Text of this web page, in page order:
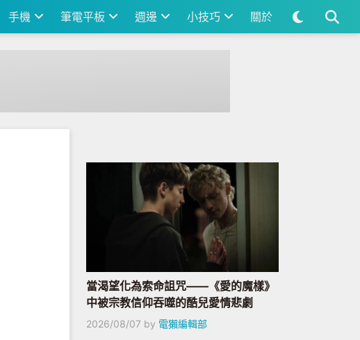
手機 筆電平板 週邊 小技巧 關於
當渴望化為索命詛咒——《愛的魔樣》
中被宗教信仰吞噬的酷兒愛情悲劇
2026/08/07 by 電獺編輯部